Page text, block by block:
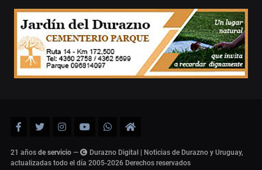
21 años de servicio —
Durazno Digital | Noticias de Durazno y Uruguay,
actualizadas todo el día 2005-2026 Derechos reservados